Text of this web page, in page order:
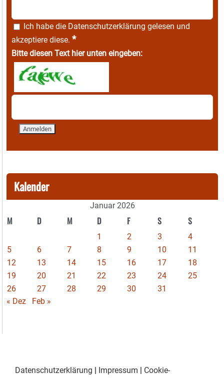
Ich habe die Datenschutzerklärung gelesen und
akzeptiere diese. *
Bitte diesen Text hier unten eingeben:
Kalender
Januar 2026
M D M D F S S
1 2 3
4
5
6 7 8 9 10
11
12
13 14 15 16 17
18
19
20 21 22 23 24
25
26
27 28 29 30
31
« Dez
Feb »
Datenschutzerklärung | Impressum | Cookie-